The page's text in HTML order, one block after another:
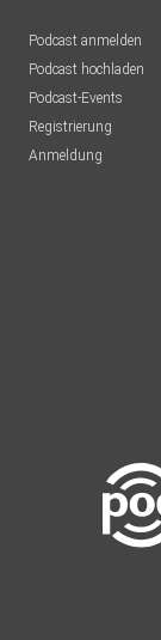
Podcast anmelden
Podcast hochladen
Podcast-Events
Registrierung
Anmeldung